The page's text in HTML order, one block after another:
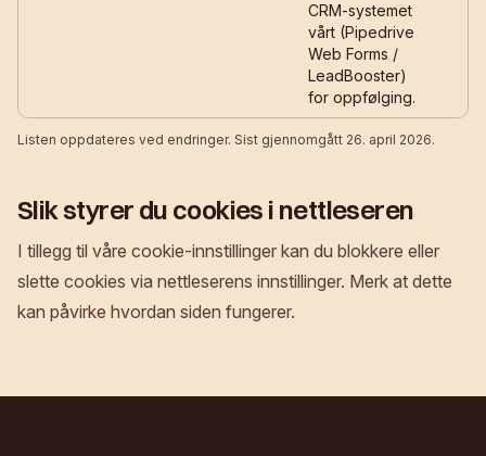
CRM-systemet
vårt (Pipedrive
Web Forms /
LeadBooster)
for oppfølging.
Listen oppdateres ved endringer. Sist gjennomgått 26. april 2026.
Slik styrer du cookies i nettleseren
I tillegg til våre cookie-innstillinger kan du blokkere eller
slette cookies via nettleserens innstillinger. Merk at dette
kan påvirke hvordan siden fungerer.